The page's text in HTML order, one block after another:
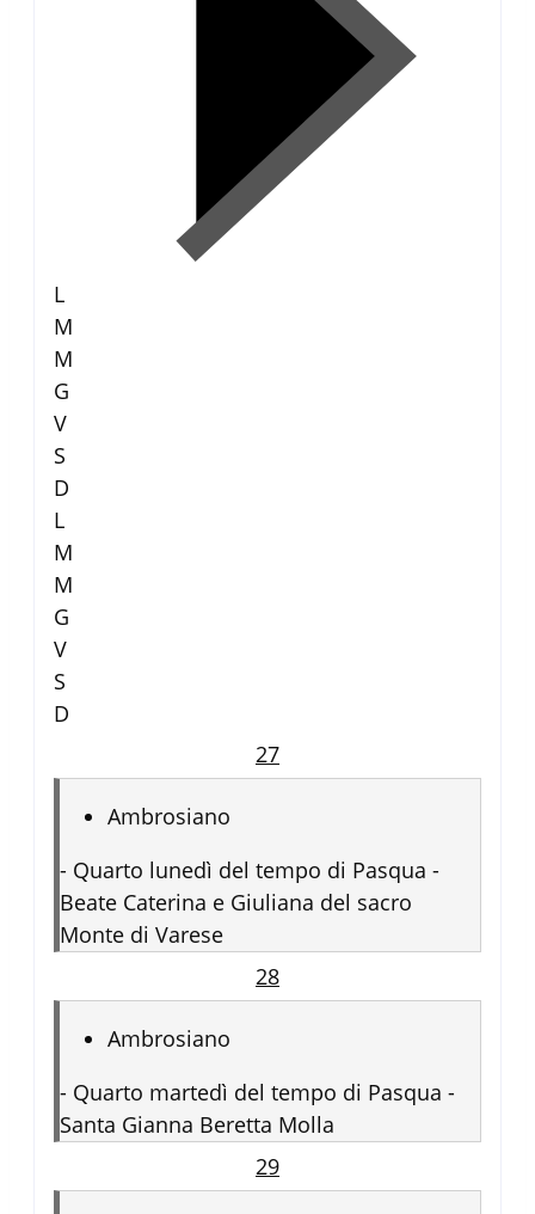
L
M
M
G
V
S
D
L
M
M
G
V
S
D
27
Ambrosiano
- Quarto lunedì del tempo di Pasqua -
Beate Caterina e Giuliana del sacro
Monte di Varese
28
Ambrosiano
- Quarto martedì del tempo di Pasqua -
Santa Gianna Beretta Molla
29